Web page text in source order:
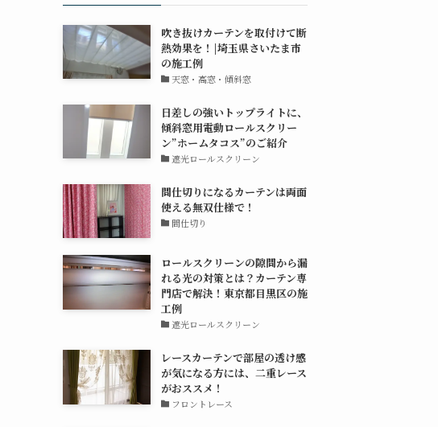
吹き抜けカーテンを取付けて断
熱効果を！|埼玉県さいたま市
の施工例
天窓・高窓・傾斜窓
日差しの強いトップライトに、
傾斜窓用電動ロールスクリー
ン”ホームタコス”のご紹介
遮光ロールスクリーン
間仕切りになるカーテンは両面
使える無双仕様で！
間仕切り
ロールスクリーンの隙間から漏
れる光の対策とは？カーテン専
門店で解決！東京都目黒区の施
工例
遮光ロールスクリーン
レースカーテンで部屋の透け感
が気になる方には、二重レース
がおススメ！
フロントレース